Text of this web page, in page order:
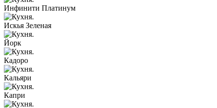
Инфинити Платинум
Искья Зеленая
Йорк
Кадоро
Кальяри
Капри